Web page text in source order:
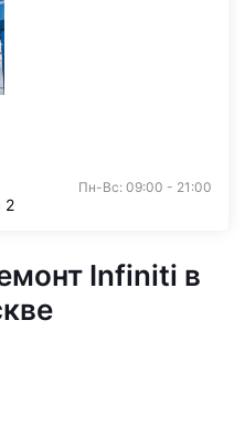
Пн-Вс: 09:00 - 21:00
2
Infiniti в